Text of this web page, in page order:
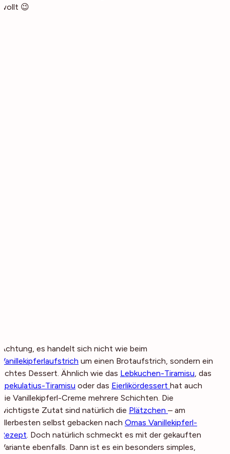
wollt 😉
Achtung, es handelt sich nicht wie beim
Vanillekipferlaufstrich um einen Brotaufstrich, sondern ein
echtes Dessert. Ähnlich wie das Lebkuchen-Tiramisu, das
Spekulatius-Tiramisu oder das Eierlikördessert hat auch
die Vanillekipferl-Creme mehrere Schichten. Die
wichtigste Zutat sind natürlich die Plätzchen – am
allerbesten selbst gebacken nach Omas Vanillekipferl-
Rezept. Doch natürlich schmeckt es mit der gekauften
Variante ebenfalls. Dann ist es ein besonders simples,